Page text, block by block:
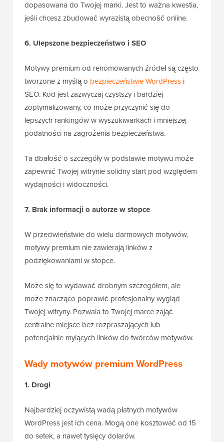
dopasowana do Twojej marki. Jest to ważna kwestia,
jeśli chcesz zbudować wyrazistą obecność online.
6. Ulepszone bezpieczeństwo i SEO
Motywy premium od renomowanych źródeł są często
tworzone z myślą o bezpieczeństwie WordPress i
SEO. Kod jest zazwyczaj czystszy i bardziej
zoptymalizowany, co może przyczynić się do
lepszych rankingów w wyszukiwarkach i mniejszej
podatności na zagrożenia bezpieczeństwa.
Ta dbałość o szczegóły w podstawie motywu może
zapewnić Twojej witrynie solidny start pod względem
wydajności i widoczności.
7. Brak informacji o autorze w stopce
W przeciwieństwie do wielu darmowych motywów,
motywy premium nie zawierają linków z
podziękowaniami w stopce.
Może się to wydawać drobnym szczegółem, ale
może znacząco poprawić profesjonalny wygląd
Twojej witryny. Pozwala to Twojej marce zająć
centralne miejsce bez rozpraszających lub
potencjalnie mylących linków do twórców motywów.
Wady motywów premium WordPress
1. Drogi
Najbardziej oczywistą wadą płatnych motywów
WordPress jest ich cena. Mogą one kosztować od 15
do setek, a nawet tysięcy dolarów.